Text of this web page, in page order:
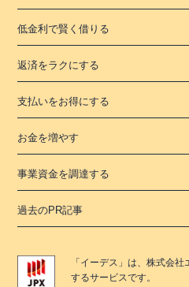
低金利で賢く借りる
返済をラクにする
支払いをお得にする
お金を増やす
事業資金を調達する
過去のPR記事
「 イーデス 」は、株式会社
するサービスです。